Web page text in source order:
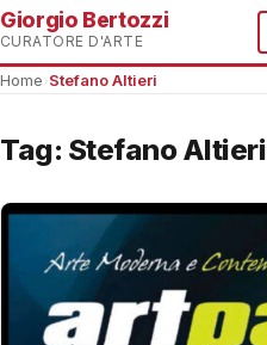
Giorgio Bertozzi
CURATORE D'ARTE
Home Stefano Altieri
Tag: Stefano Altieri